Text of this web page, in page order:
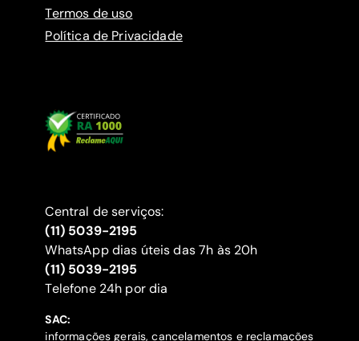
Termos de uso
Política de Privacidade
Central de serviços:
(11) 5039-2195
WhatsApp dias úteis das 7h às 20h
(11) 5039-2195
‍Telefone 24h por dia
SAC:
informações gerais, cancelamentos e reclamações